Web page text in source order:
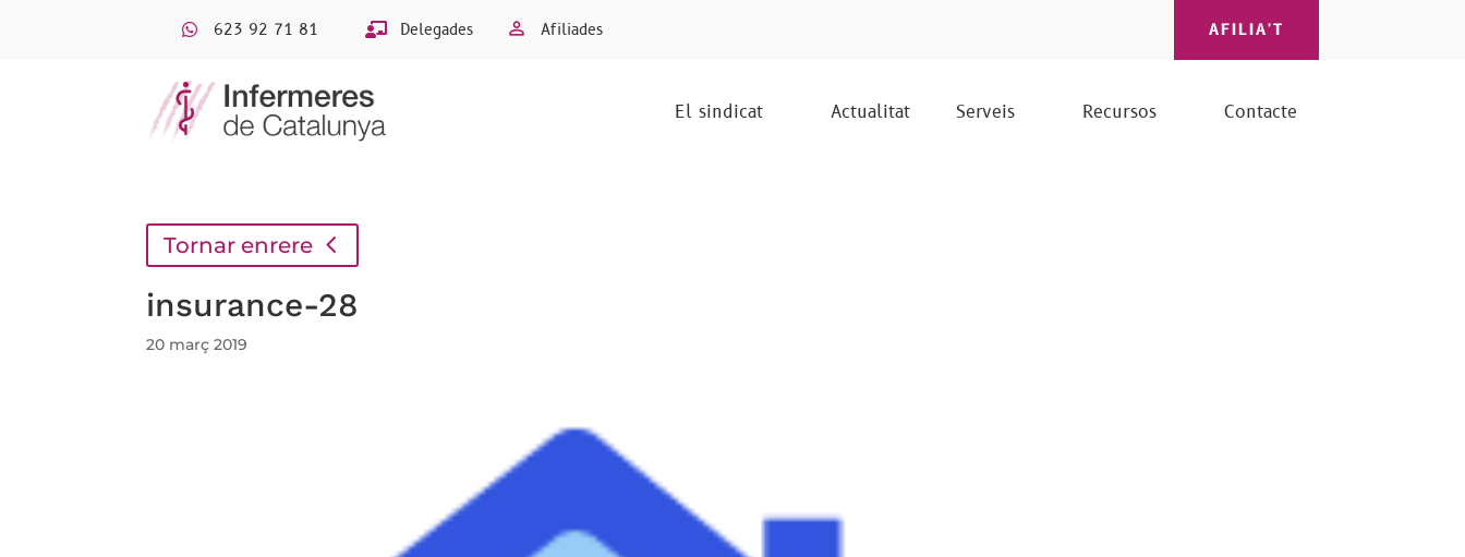
623 92 71 81 Delegades Afiliades AFILIA'T
El sindicat Actualitat Serveis Recursos Contacte
Tornar enrere
insurance-28
20 març 2019